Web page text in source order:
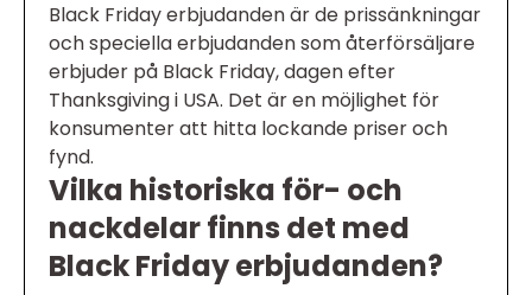
Black Friday erbjudanden är de prissänkningar
och speciella erbjudanden som återförsäljare
erbjuder på Black Friday, dagen efter
Thanksgiving i USA. Det är en möjlighet för
konsumenter att hitta lockande priser och
fynd.
Vilka historiska för- och
nackdelar finns det med
Black Friday erbjudanden?